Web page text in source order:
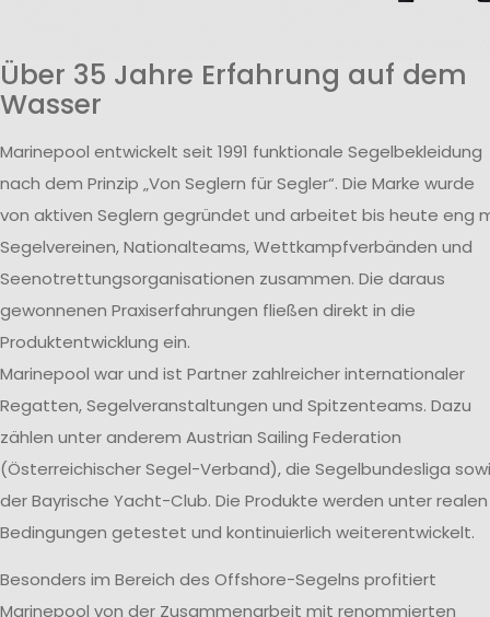
Über 35 Jahre Erfahrung auf dem
Wasser
Marinepool entwickelt seit 1991 funktionale Segelbekleidung
nach dem Prinzip „Von Seglern für Segler“. Die Marke wurde
von aktiven Seglern gegründet und arbeitet bis heute eng
Segelvereinen, Nationalteams, Wettkampfverbänden und
Seenotrettungsorganisationen zusammen. Die daraus
gewonnenen Praxiserfahrungen fließen direkt in die
Produktentwicklung ein.
Marinepool war und ist Partner zahlreicher internationaler
Regatten, Segelveranstaltungen und Spitzenteams. Dazu
zählen unter anderem Austrian Sailing Federation
(Österreichischer Segel-Verband), die Segelbundesliga
der Bayrische Yacht-Club. Die Produkte werden unter realen
Bedingungen getestet und kontinuierlich weiterentwickelt.
Besonders im Bereich des Offshore-Segelns profitiert
Marinepool von der Zusammenarbeit mit renommierten